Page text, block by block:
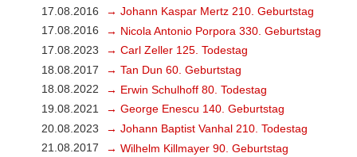
17.08.2016
→ Johann Kaspar Mertz 210. Geburtstag
17.08.2016
→ Nicola Antonio Porpora 330. Geburtstag
17.08.2023
→ Carl Zeller 125. Todestag
18.08.2017
→ Tan Dun 60. Geburtstag
18.08.2022
→ Erwin Schulhoff 80. Todestag
19.08.2021
→ George Enescu 140. Geburtstag
20.08.2023
→ Johann Baptist Vanhal 210. Todestag
21.08.2017
→ Wilhelm Killmayer 90. Geburtstag